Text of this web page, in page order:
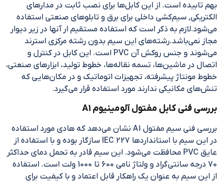
بهم تابیده است. از این کابل‌ها برای نصب ثابت در مدارهای
الکتریکی, سیم‌کشی داخلی برای برق و تابلو‌های صنعتی استفاده
می‌شود.لازم به ذکر است که استفاده مستقیم ار آنها در زیر دیوار
مجاز نمی‌باشد.رشته‌های این سیم بدون رشته مرکزی استرند
می‌شوند و جنس روکش آن PVC است. این کابل در کنترل و
اتصال در ماشین‌ها، تسمه نقاله‌ها، خطوط تولید، ابزارهای صنعتی،
خطوط مونتاژ پیشرفته، تجهیزات اتوماتیک و در مکان‌هایی که
تنش‌های مکانیکی ندارند مورد استفاده قرار می‌گیرد.
بررسی فنی کابل مفتول آلومینیوم A1
بررسی فنی سیم مفتول A1 نشان می‌دهد که هادی مورد استفاده
در این سیم با استانداردها IEC 227 سازگار بوده و با استفاده از
عایق PVC محافظت می‌شود. این سیم قادر به تحمل دمای حداکثر
70 درجه سانتی‌گراد و ولتاژ نامی 600 تا 1000 ولت است. استفاده
از این سیم به عنوان یک راهکار قابل اعتماد و با کیفیت برای